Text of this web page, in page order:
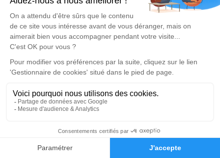
Faire-part Hommages
d'expression dédié à honorer la mémoire de Clément
HERAUT.
Un service de plantation d’arbre hommage est
disponible ici
Cérémonie
Eglise Saint Martin 73 rue Peignaux Dames
69620 Le Bois d'Oingt - Val d'Oingt